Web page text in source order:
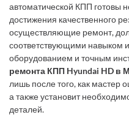
автоматической КПП готовы
достижения качественного
осуществляющие ремонт,
соответствующими навыком
оборудованием и точным
ремонта КПП Hyundai HD в
лишь после того, как мастер
а также установит
деталей.